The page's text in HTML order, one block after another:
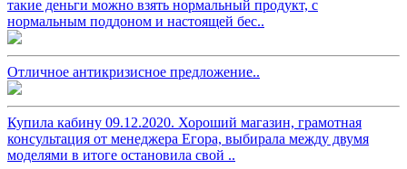
такие деньги можно взять нормальный продукт, с
нормальным поддоном и настоящей бес..
Отличное антикризисное предложение..
Купила кабину 09.12.2020. Хороший магазин, грамотная
консультация от менеджера Егора, выбирала между двумя
моделями в итоге остановила свой ..